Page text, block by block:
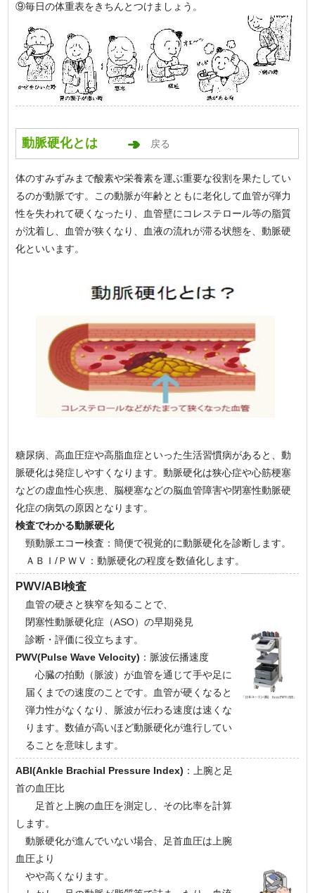
⑨毎日の体重表をきちんとつけましょう。
動脈硬化とは 戻る
体のすみずみまで酸素や栄養素を運ぶ重要な役割を果たしてい
るのが動脈です。この動脈が年齢とともに老化して血管が弾力
性を失われて硬くなったり、血管壁にコレステロール等の脂質
が沈着し、血管が狭くなり、血液の流れが滞る状態を、動脈硬
化といいます。
糖尿病、高血圧症や高脂血症といった生活習慣病があると、動
脈硬化は発症しやすくなります。動脈硬化は狭心症や心筋梗塞
などの虚血性心疾患、脳梗塞などの脳血管障害や閉塞性動脈硬
化症の病気の原因となります。
検査でわかる動脈硬化
頸動脈エコー検査：簡便で視覚的に動脈硬化を診断します。
ＡＢＩ/ＰＷＶ：動脈硬化の程度を数値化します。
PWV/ABI検査
血管の硬さと狭窄を知ることで、
閉塞性動脈硬化症（ASO）の早期発見
診断・評価に役立ちます。
PWV(Pulse Wave Velocity) ：脈波伝播速度
心臓の拍動（脈波）が血管を通じて手や足に
届くまでの速度のことです。血管が硬くなると
弾力性がなくなり、脈波が伝わる速度は速くな
ります。数値が高いほど動脈硬化が進行してい
ることを意味します。
ABI(Ankle Brachial Pressure Index) ：上腕と足
首の血圧比
足首と上腕の血圧を測定し、その比率を計算
します。
動脈硬化が進んでいない場合、足首血圧は上腕
血圧より
やや高くなります。